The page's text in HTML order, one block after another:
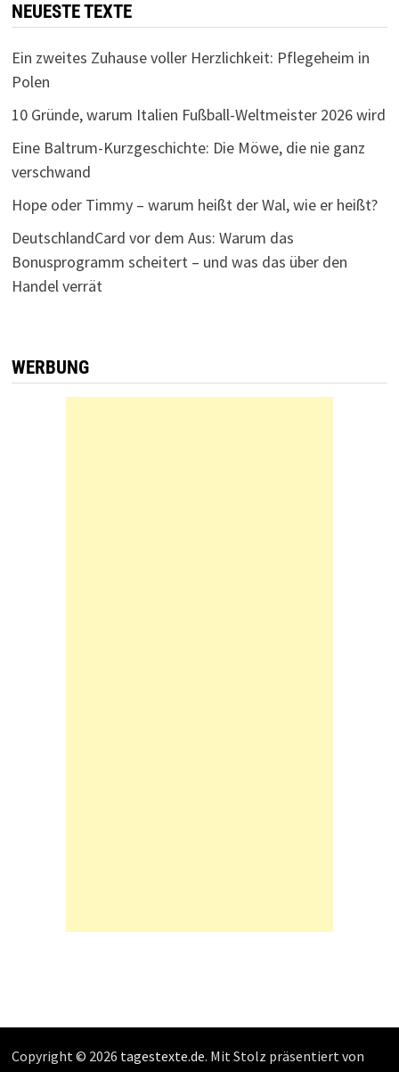
NEUESTE TEXTE
Ein zweites Zuhause voller Herzlichkeit: Pflegeheim in
Polen
10 Gründe, warum Italien Fußball-Weltmeister 2026 wird
Eine Baltrum-Kurzgeschichte: Die Möwe, die nie ganz
verschwand
Hope oder Timmy – warum heißt der Wal, wie er heißt?
DeutschlandCard vor dem Aus: Warum das
Bonusprogramm scheitert – und was das über den
Handel verrät
WERBUNG
Copyright © 2026 tagestexte.de. Mit Stolz präsentiert von